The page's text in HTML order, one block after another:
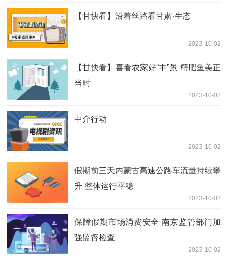
【甘快看】沿着丝路看甘肃·生态
2023-10-02
【甘快看】喜看农家好“丰”景 蟹肥鱼美正
当时
2023-10-02
中介行动
2023-10-02
假期前三天内蒙古高速公路车流量持续攀
升 整体运行平稳
2023-10-02
保障假期市场消费安全 南京监管部门加
强监督检查
2023-10-02